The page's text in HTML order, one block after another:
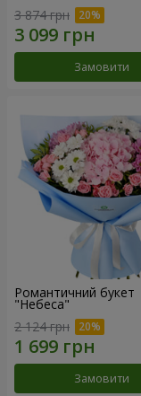
3 874 грн
Замовити
Романтичний букет
"Небеса"
2 124 грн
Замовити